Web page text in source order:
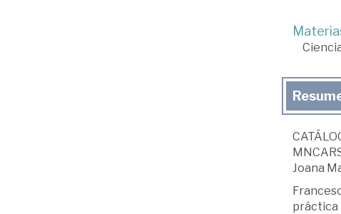
Joana
práctica